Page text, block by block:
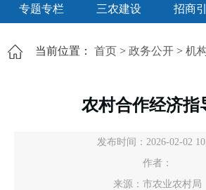
专题专栏 三农建设 招商
当前位置： 首页 > 政务公开 > 机
农村合作经济指
发布时间：2026-02-02
作者：
来源：市农业农村局